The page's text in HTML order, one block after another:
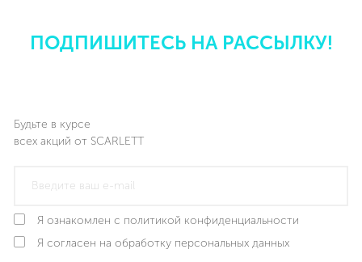
ПОДПИШИТЕСЬ НА РАССЫЛКУ!
Будьте в курсе
всех акций от SCARLETT
Я ознакомлен с политикой конфиденциальности
Я согласен на обработку персональных данных